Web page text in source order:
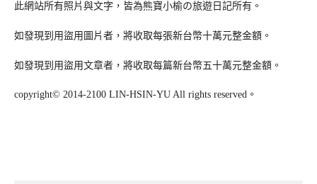
此網站所有照片與文字，皆為熊寶小榆の旅遊日記所有。
如發現到用盜用圖片者，將收取每張新台幣十萬元整金額。
如發現到用盜用文章者，將收取每篇新台幣五十萬元整金額。
copyright© 2014-2100 LIN-HSIN-YU All rights reserved。